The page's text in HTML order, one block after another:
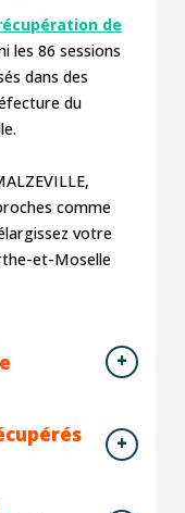
de
les 86sessions
dans des
du
comme
votre
et-Moselle